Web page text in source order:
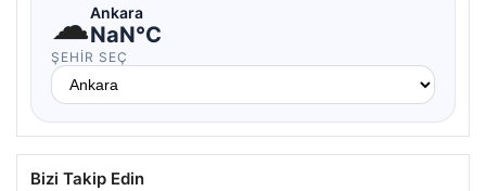
☁Ankara
NaN°C
ŞEHIR SEÇ
Bizi Takip Edin